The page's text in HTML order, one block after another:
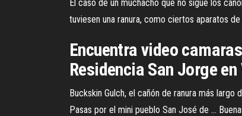
El caso de un muchacho que no sigue los
tuviesen una ranura, como ciertos aparatos de
Encuentra video
Residencia San Jorge
Buckskin Gulch, el cañón de ranura más
Pasas por el mini pueblo San José de ...